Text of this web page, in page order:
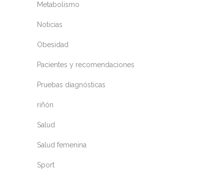
Metabolismo
Noticias
Obesidad
Pacientes y recomendaciones
Pruebas diagnósticas
riñón
Salud
Salud femenina
Sport